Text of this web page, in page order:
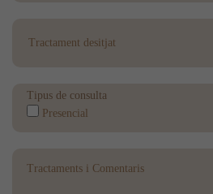
Tractament desitjat
Tipus de consulta
Presencial